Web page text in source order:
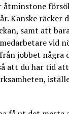
åtminstone
Kanske räcker
samt att
vid
jobbet några
att du har tid